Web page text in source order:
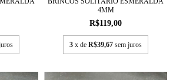
4MM
R$119,00
3 x de R$39,67 sem juros